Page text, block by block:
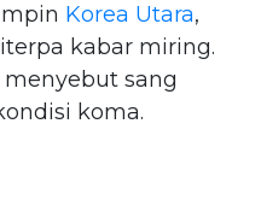
Korea Utara,
kabar miring.
sang
koma.